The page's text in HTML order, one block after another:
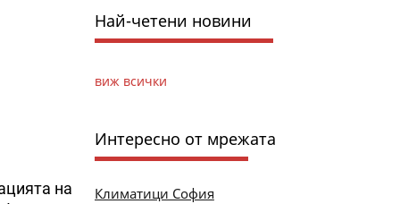
на
Най-четени новини
виж всички
Интересно от мрежата
Климатици София